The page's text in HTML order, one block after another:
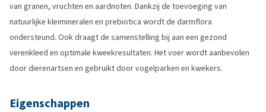
van granen, vruchten en aardnoten. Dankzij de toevoeging van
natuurlijke kleimineralen en prebiotica wordt de darmflora
ondersteund. Ook draagt de samenstelling bij aan een gezond
verenkleed en optimale kweekresultaten. Het voer wordt aanbevolen
door dierenartsen en gebruikt door vogelparken en kwekers.
Eigenschappen